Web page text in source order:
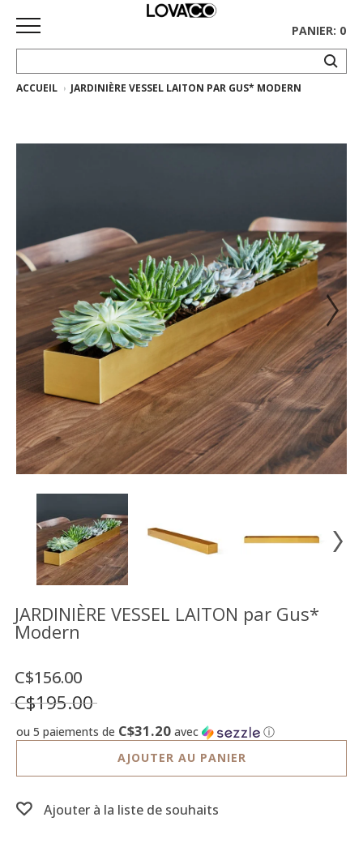
ACCUEIL
Ethnicraft
Collection
Gus*
Tapis
Vente
démonstrateurs
Luminaires
Miroirs
LISTE
DE
SOUHAITS
PANIER: 0
ACCUEIL JARDINIÈRE VESSEL LAITON PAR GUS* MODERN
JARDINIÈRE VESSEL LAITON par Gus*
Modern
C$156.00
C$195.00
ou 5 paiements de C$31.20 avec
ⓘ
AJOUTER AU PANIER
Ajouter à la liste de souhaits